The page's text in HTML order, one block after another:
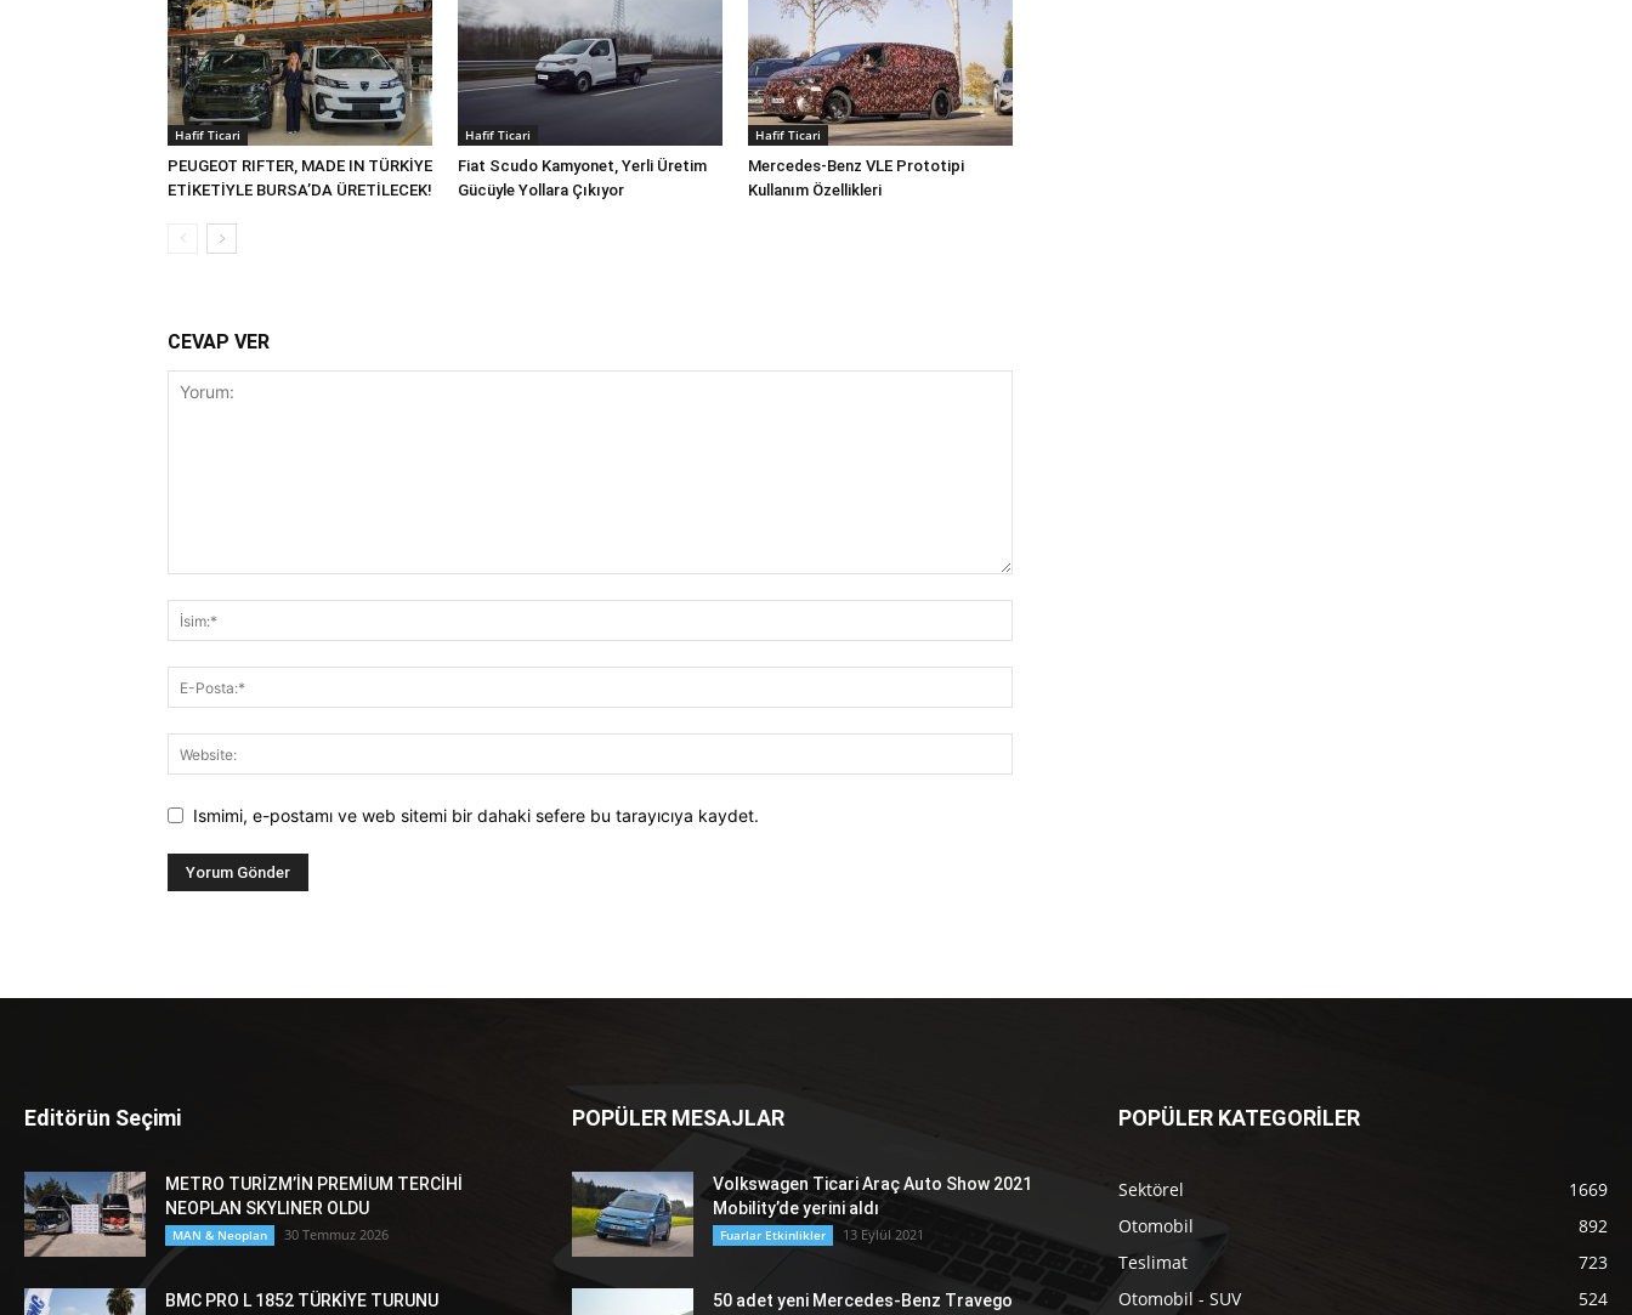
Hafif Ticari
PEUGEOT RIFTER, MADE IN TÜRKİYE
ETİKETİYLE BURSA’DA ÜRETİLECEK!
Hafif Ticari
Fiat Scudo Kamyonet, Yerli Üretim
Gücüyle Yollara Çıkıyor
Hafif Ticari
Mercedes-Benz VLE Prototipi
Kullanım Özellikleri
CEVAP VER
Ismimi, e-postamı ve web sitemi bir dahaki sefere bu tarayıcıya kaydet.
Editörün Seçimi
METRO TURİZM’İN PREMİUM TERCİHİ
NEOPLAN SKYLINER OLDU
MAN & Neoplan 30 Temmuz 2026
BMC PRO L 1852 TÜRKİYE TURUNU
POPÜLER MESAJLAR
Volkswagen Ticari Araç Auto Show 2021
Mobility’de yerini aldı
Fuarlar Etkinlikler 13 Eylül 2021
50 adet yeni Mercedes-Benz Travego
POPÜLER KATEGORİLER
Sektörel
1669
Otomobil
892
Teslimat
723
Otomobil - SUV
524